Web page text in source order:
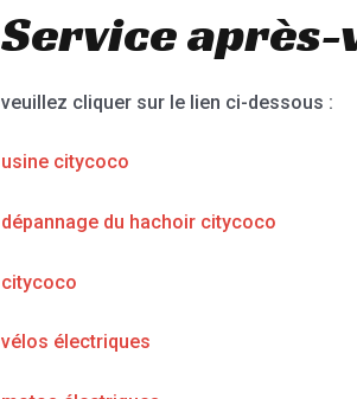
Service
veuillez cliquer sur le lien ci-dessous :
usine citycoco
dépannage du hachoir citycoco
citycoco
vélos électriques